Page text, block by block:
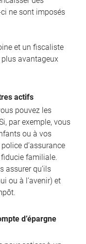
ne sont imposés
et un fiscaliste
avantageux
actifs
pouvez les
par exemple, vous
ou à vos
d’assurance
familiale.
assurer qu’ils
ou à l’avenir) et
d’épargne